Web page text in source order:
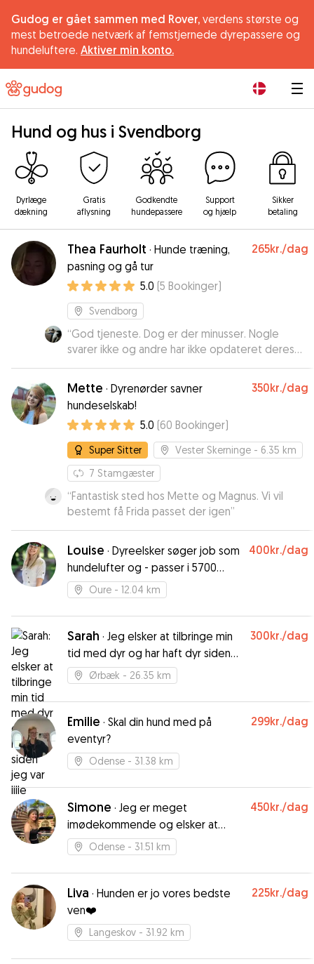
Gudog er gået sammen med Rover, verdens største og
mest betroede netværk af femstjernede dyrepassere og
hundeluftere. Aktiver min konto.
Hund og hus i Svendborg
Dyrlæge
dækning
Gratis
aflysning
Godkendte
hundepassere
Support
og hjælp
Sikker
betaling
Thea Faurholt · Hunde træning,
pasning og gå tur
265kr./dag
5.0 (5 Bookinger)
Svendborg
“God tjeneste. Dog er der minusser. Nogle
svarer ikke og andre har ikke opdateret deres
kalender.”
Mette · Dyrenørder savner
hundeselskab!
350kr./dag
5.0 (60 Bookinger)
Super Sitter Vester Skerninge - 6.35 km
7 Stamgæster
“Fantastisk sted hos Mette og Magnus. Vi vil
bestemt få Frida passet der igen”
Louise · Dyreelsker søger job som
hundelufter og - passer i 5700
Svendborg
400kr./dag
Oure - 12.04 km
Sarah · Jeg elsker at tilbringe min
tid med dyr og har haft dyr siden
jeg var lille
300kr./dag
Ørbæk - 26.35 km
Emilie · Skal din hund med på
eventyr?
299kr./dag
Odense - 31.38 km
Simone · Jeg er meget
imødekommende og elsker at
være social og gå lange ture
450kr./dag
Odense - 31.51 km
Liva · Hunden er jo vores bedste
ven❤️
225kr./dag
Langeskov - 31.92 km